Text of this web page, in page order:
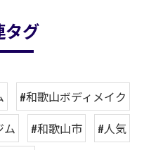
タグ
#和歌山ボディメイク
ム
#和歌山市
#人気